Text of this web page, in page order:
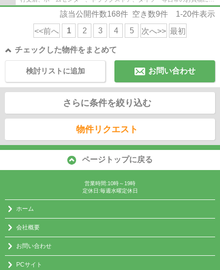
は、事欠かないのと、駅北側には、宮前区役...
該当公開件数168件 空き数9件 1-20件表示
<<前へ 1 2 3 4 5 次へ>> 最初
チェックした物件をまとめて
お問い合わせ
検討リストに追加
さらに条件を絞り込む
物件リクエスト
ページトップに戻る
営業時間:10時～19時
定休日:毎週水曜定休日
ホーム
会社概要
お問い合わせ
PCサイト